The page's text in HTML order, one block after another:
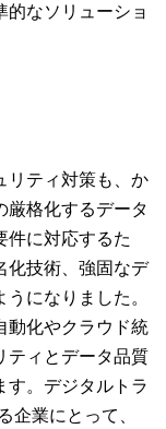
なソリューショ
リティ対策も、か
厳格化するデータ
件に対応するた
化技術、強固なデ
になりました。
動化やクラウド統
ティとデータ品質
す。デジタルトラ
業にとって、